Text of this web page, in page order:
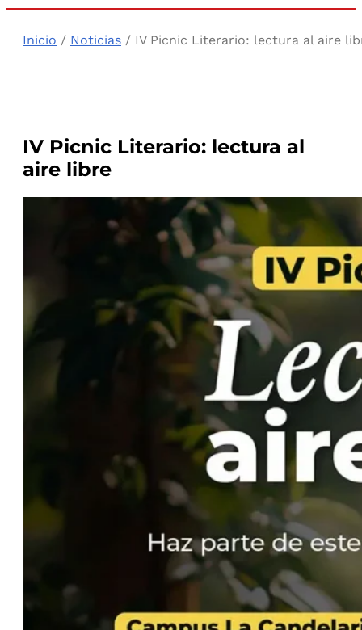
Inicio / Noticias / IV Picnic Literario: lectura al aire
IV Picnic Literario: lectura al
aire libre